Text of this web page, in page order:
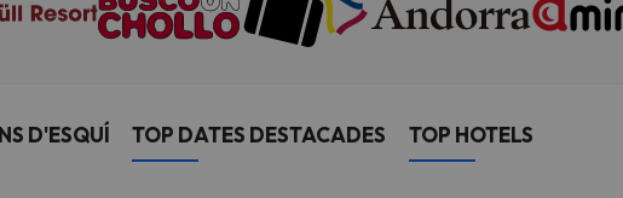
D'ESQUÍ TOP DATES DESTACADES TOP HOTELS